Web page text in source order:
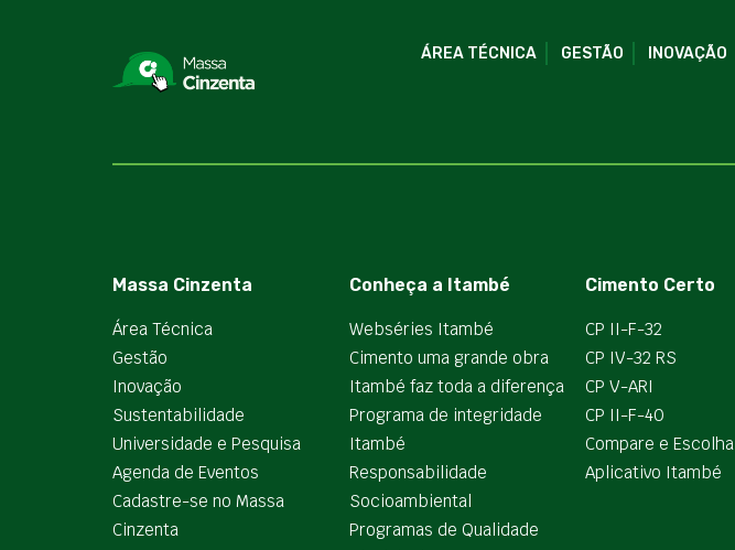
ÁREA TÉCNICA GESTÃO INOVAÇÃO
Massa Cinzenta
Área Técnica
Gestão
Inovação
Sustentabilidade
Universidade e Pesquisa
Agenda de Eventos
Cadastre-se no Massa
Cinzenta
Conheça a Itambé
Webséries Itambé
Cimento uma grande obra
Itambé faz toda a diferença
Programa de integridade
Itambé
Responsabilidade
Socioambiental
Programas de Qualidade
Cimento Certo
CP II-F-32
CP IV-32 RS
CP V-ARI
CP II-F-40
Compare e Escolha
Aplicativo Itambé